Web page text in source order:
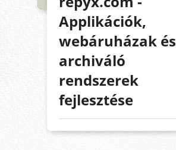
Applikációk,
webáruházak és
archiváló
rendszerek
fejlesztése